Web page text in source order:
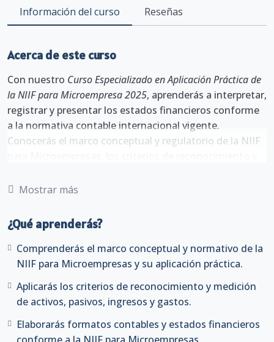
Información del curso Reseñas
Acerca de este curso
Con nuestro Curso Especializado en Aplicación Práctica de
la NIIF para Microempresa 2025, aprenderás a interpretar,
registrar y presentar los estados financieros conforme
a la normativa contable internacional vigente.
Conocerás el marco conceptual y regulatorio de la NIIF
como el proceso de contabilización y elaboración de los
Desarrollarás casos prácticos integrales, aplicando la
metodología paso a paso desde el reconocimiento de
operaciones hasta la presentación de los estados
financieros finales.
profesionales contables que deseen dominar la
aplicación práctica de las NIIF adaptadas al entorno de
las microempresas peruanas.
Mostrar más
¿Qué aprenderás?
Comprenderás el marco conceptual y normativo de la
NIIF para Microempresas y su aplicación práctica.
Aplicarás los criterios de reconocimiento y medición
de activos, pasivos, ingresos y gastos.
Elaborarás formatos contables y estados financieros